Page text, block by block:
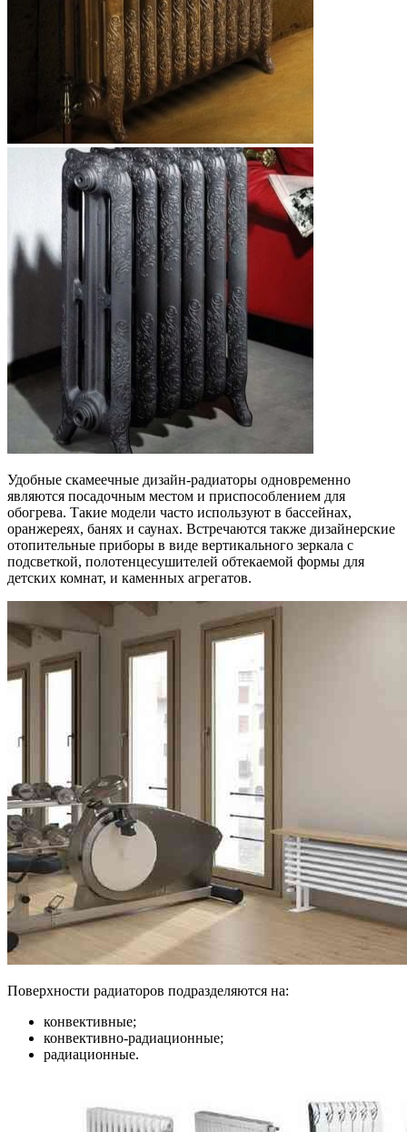
Удобные скамеечные дизайн-радиаторы одновременно
являются посадочным местом и приспособлением для
обогрева. Такие модели часто используют в бассейнах,
оранжереях, банях и саунах. Встречаются также дизайнерские
отопительные приборы в виде вертикального зеркала с
подсветкой, полотенцесушителей обтекаемой формы для
детских комнат, и каменных агрегатов.
Поверхности радиаторов подразделяются на:
конвективные;
конвективно-радиационные;
радиационные.